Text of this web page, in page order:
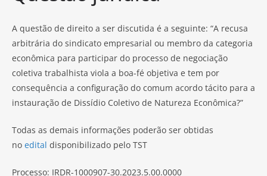
A questão de direito a ser discutida é a seguinte: “A recusa
arbitrária do sindicato empresarial ou membro da categoria
econômica para participar do processo de negociação
coletiva trabalhista viola a boa-fé objetiva e tem por
consequência a configuração do comum acordo tácito para a
instauração de Dissídio Coletivo de Natureza Econômica?”
Todas as demais informações poderão ser obtidas
no edital disponibilizado pelo TST
Processo: IRDR-1000907-30.2023.5.00.0000